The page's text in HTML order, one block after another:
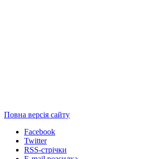
Повна версія сайту
Facebook
Twitter
RSS-стрічки